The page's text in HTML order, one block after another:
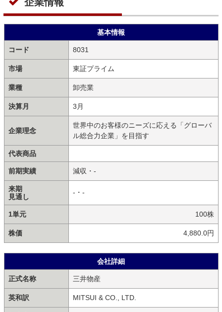
基本情報
コード 8031
市場 東証プライム
業種 卸売業
決算月 3月
企業理念
世界中のお客様のニーズに応える「グローバ
ル総合力企業」を目指す
代表商品
前期実績 減収・-
来期
見通し
-・-
1単元 100株
株価 4,880.0円
会社詳細
正式名称 三井物産
英和訳 MITSUI & CO., LTD.